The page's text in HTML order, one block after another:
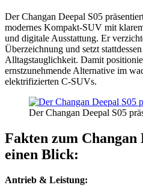
Der Changan Deepal S05
modernes Kompakt-SUV mit
und digitale Ausstattung. Er
Überzeichnung und setzt
Alltagstauglichkeit. Damit
ernstzunehmende Alternative im
elektrifizierten C-SUVs.
Der Changan Deepal S05
Fakten zum Changan
einen Blick:
Antrieb & Leistung: